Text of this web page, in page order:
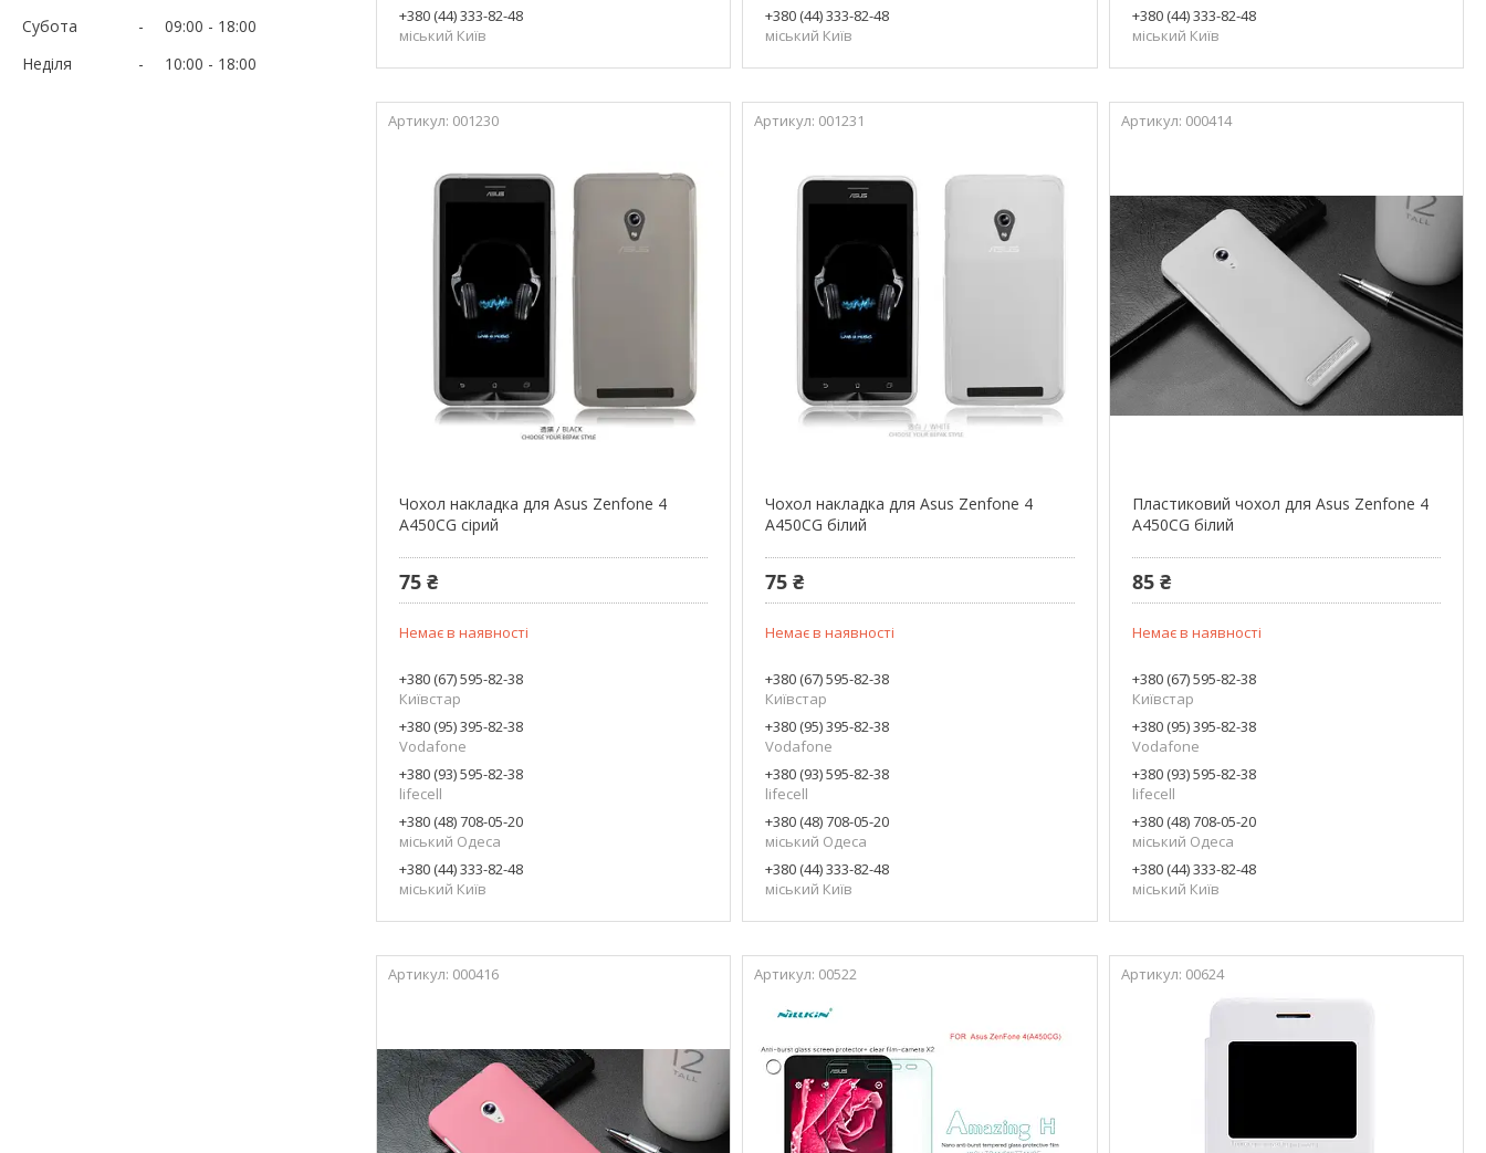
Субота
09:00
18:00
Неділя
10:00 18:00
+380 (44) 333-82-48
міський Київ
+380 (44) 333-82-48
міський Київ
+380 (44) 333-82-48
міський Київ
001230
Чохол накладка для Asus Zenfone 4
A450CG сірий
75 ₴
Немає в наявності
+380 (67) 595-82-38
Київстар
+380 (95) 395-82-38
Vodafone
+380 (93) 595-82-38
lifecell
+380 (48) 708-05-20
міський Одеса
+380 (44) 333-82-48
міський Київ
001231
Чохол накладка для Asus Zenfone 4
A450CG білий
75 ₴
Немає в наявності
+380 (67) 595-82-38
Київстар
+380 (95) 395-82-38
Vodafone
+380 (93) 595-82-38
lifecell
+380 (48) 708-05-20
міський Одеса
+380 (44) 333-82-48
міський Київ
000414
Пластиковий чохол для Asus Zenfone 4
A450CG білий
85 ₴
Немає в наявності
+380 (67) 595-82-38
Київстар
+380 (95) 395-82-38
Vodafone
+380 (93) 595-82-38
lifecell
+380 (48) 708-05-20
міський Одеса
+380 (44) 333-82-48
міський Київ
000416 00522 00624